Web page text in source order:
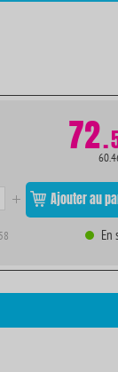
72.
Ajouter au
En